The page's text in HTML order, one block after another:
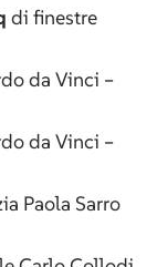
di finestre
da Vinci –
da Vinci –
Paola Sarro